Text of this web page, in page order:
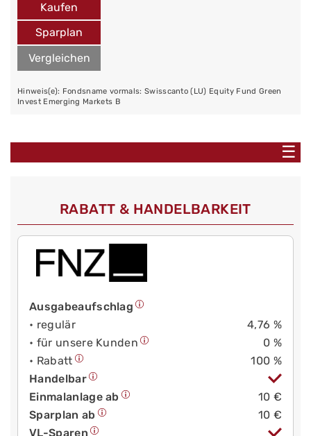
Kaufen
Sparplan
Vergleichen
Hinweis(e): Fondsname vormals: Swisscanto (LU) Equity Fund Green
Invest Emerging Markets B
☰
RABATT & HANDELBARKEIT
Ausgabeaufschlag
• regulär
4,76 %
• für unsere Kunden
0 %
• Rabatt
100 %
Handelbar
Einmalanlage ab
10 €
Sparplan ab
10 €
VL-Sparen